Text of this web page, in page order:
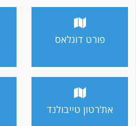
פורט דוגלאס
את'רטון טייבולנד